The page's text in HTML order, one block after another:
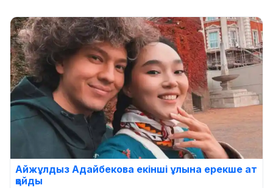
Айжұлдыз Адайбекова екінші ұлына ерекше ат
қойды